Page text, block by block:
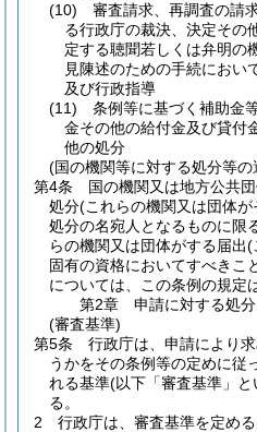
(10)
審査請求、再調査の請
る行政庁の裁決、決定その
定する聴聞若しくは弁明の
見陳述のための手続におい
及び行政指導
(11)
条例等に基づく補助金
金その他の給付金及び貸付
他の処分
(国の機関等に対する処分等の
第4条
国の機関又は地方公共
処分(これらの機関又は団体
処分の名宛人となるものに限
らの機関又は団体がする届出(
固有の資格においてすべきこ
については、この条例の規定
第2章
申請に対する処分
(審査基準)
第5条
行政庁は、申請により
うかをその条例等の定めに従
れる基準(以下「審査基準」と
る。
2
行政庁は、審査基準を定め